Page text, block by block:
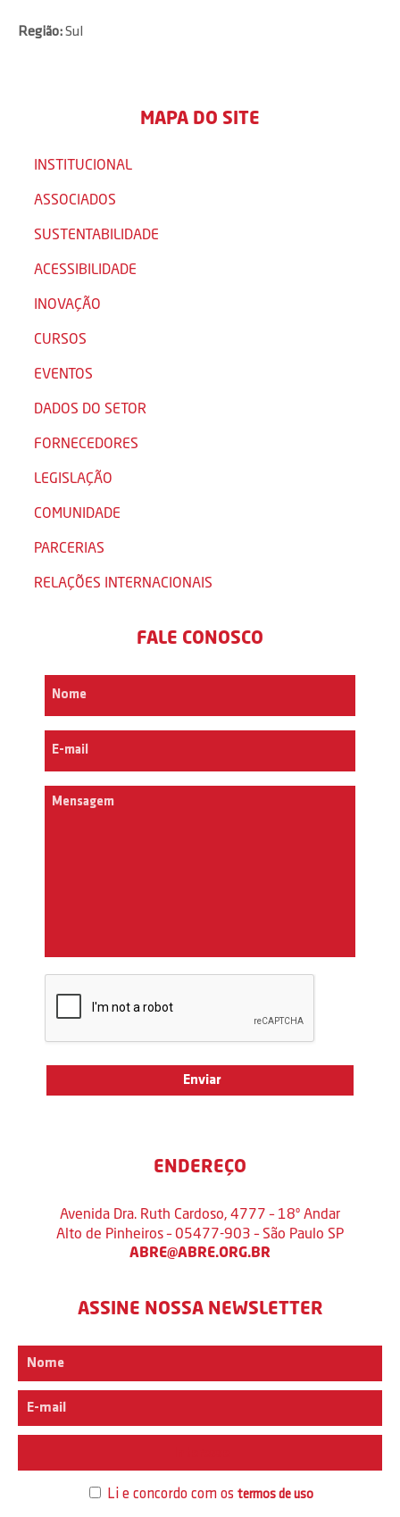
Região:Sul
MAPA DO SITE
INSTITUCIONAL
ASSOCIADOS
SUSTENTABILIDADE
ACESSIBILIDADE
INOVAÇÃO
CURSOS
EVENTOS
DADOS DO SETOR
FORNECEDORES
LEGISLAÇÃO
COMUNIDADE
PARCERIAS
RELAÇÕES INTERNACIONAIS
FALE CONOSCO
ENDEREÇO
Avenida Dra. Ruth Cardoso, 4777 – 18º Andar
Alto de Pinheiros – 05477-903 – São Paulo SP
ABRE@ABRE.ORG.BR
ASSINE NOSSA NEWSLETTER
Li e concordo com os termos de uso